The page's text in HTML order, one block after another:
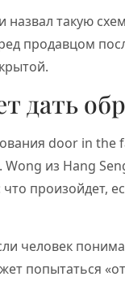
такую
продавцом
дать
door in the
из Hang
произойдет,
человек
попытаться